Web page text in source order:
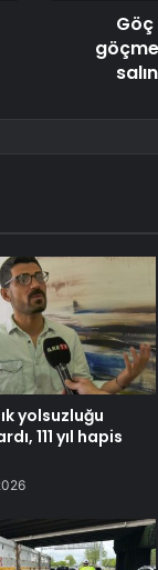
Göç
yolsuzluğu
111 yıl hapis